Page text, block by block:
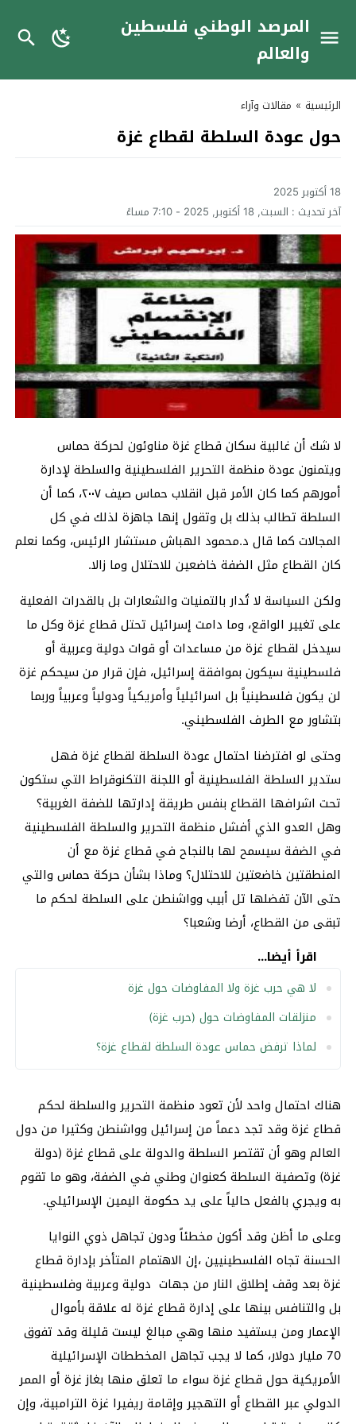
المرصد الوطني فلسطين
والعالم
الرئيسية » مقالات وآراء
حول عودة السلطة لقطاع غزة
18 أكتوبر 2025
آخر تحديث : السبت, 18 أكتوبر, 2025 - 7:10 مساءً
لا شك أن غالبية سكان قطاع غزة مناوئون لحركة حماس
ويتمنون عودة منظمة التحرير الفلسطينية والسلطة لإدارة
أمورهم كما كان الأمر قبل انقلاب حماس صيف ٢٠٠٧، كما أن
السلطة تطالب بذلك بل وتقول إنها جاهزة لذلك في كل
المجالات كما قال د.محمود الهباش مستشار الرئيس، وكما نعلم
كان القطاع مثل الضفة خاضعين للاحتلال وما زالا.
ولكن السياسة لا تُدار بالتمنيات والشعارات بل بالقدرات الفعلية
على تغيير الواقع، وما دامت إسرائيل تحتل قطاع غزة وكل ما
سيدخل لقطاع غزة من مساعدات أو قوات دولية وعربية أو
فلسطينية سيكون بموافقة إسرائيل، فإن قرار من سيحكم غزة
لن يكون فلسطينياً بل اسرائيلياً وأمريكياً ودولياً وعربياً وربما
بتشاور مع الطرف الفلسطيني.
وحتى لو افترضنا احتمال عودة السلطة لقطاع غزة فهل
ستدير السلطة الفلسطينية أو اللجنة التكنوقراط التي ستكون
تحت اشرافها القطاع بنفس طريقة إدارتها للضفة الغربية؟
وهل العدو الذي أفشل منظمة التحرير والسلطة الفلسطينية
في الضفة سيسمح لها بالنجاح في قطاع غزة مع أن
المنطقتين خاضعتين للاحتلال؟ وماذا بشأن حركة حماس والتي
حتى الآن تفضلها تل أبيب وواشنطن على السلطة لحكم ما
تبقى من القطاع، أرضا وشعبا؟
اقرأ أيضا...
لا هي حرب غزة ولا المفاوضات حول غزة
منزلقات المفاوضات حول (حرب غزة)
لماذا ترفض حماس عودة السلطة لقطاع غزة؟
هناك احتمال واحد لأن تعود منظمة التحرير والسلطة لحكم
قطاع غزة وقد تجد دعماً من إسرائيل وواشنطن وكثيرا من دول
العالم وهو أن تقتصر السلطة والدولة على قطاع غزة (دولة
غزة) وتصفية السلطة كعنوان وطني في الضفة، وهو ما تقوم
به ويجري بالفعل حالياً على يد حكومة اليمين الإسرائيلي.
وعلى ما أظن وقد أكون مخطئاً ودون تجاهل ذوي النوايا
الحسنة تجاه الفلسطينيين ،إن الاهتمام المتأخر بإدارة قطاع
غزة بعد وقف إطلاق النار من جهات دولية وعربية وفلسطينية
بل والتنافس بينها على إدارة قطاع غزة له علاقة بأموال
الإعمار ومن يستفيد منها وهي مبالغ ليست قليلة وقد تفوق
70 مليار دولار، كما لا يجب تجاهل المخططات الإسرائيلية
الأمريكية حول قطاع غزة سواء ما تعلق منها بغاز غزة أو الممر
الدولي عبر القطاع أو التهجير وإقامة ريفيرا غزة الترامبية، وإن